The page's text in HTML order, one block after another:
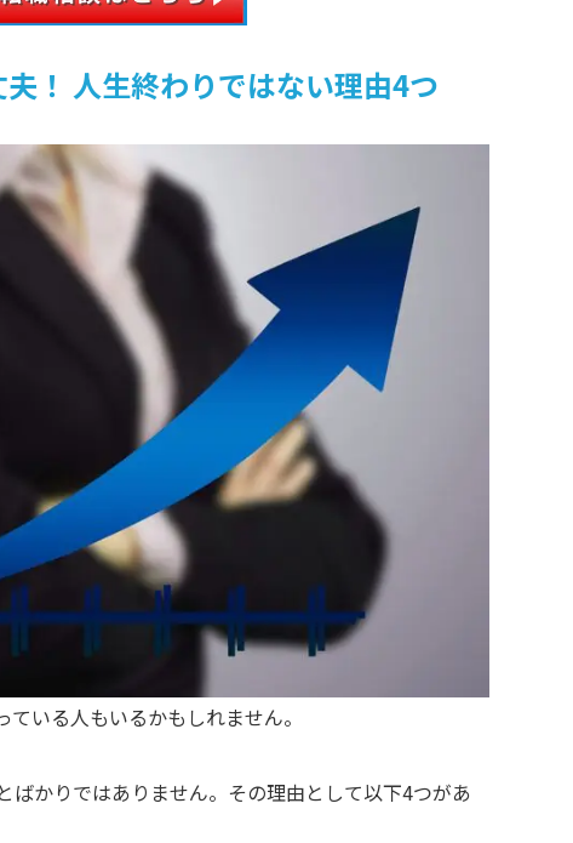
！ 人生終わりではない理由4つ
いる人もいるかもしれません。
ばかりではありません。その理由として以下4つがあ